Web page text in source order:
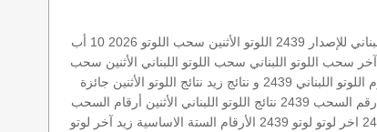
للإصدار 2439 اللوتو الأثنين سحب اللوتو 2026 10 أب
آخر سحب اللوتو اللبناني سحب اللوتو اللبناني الأثنين سحب
اللوتو اللبناني 2439 و نتائج زيد نتائج اللوتو الأثنين جائزة
السحب 2439 نتائج اللوتو اللبناني الأثنين أرقام السحب
اخر لوتو لوتو 2439 الأرقام الستة الاساسية زيد آخر لوتو